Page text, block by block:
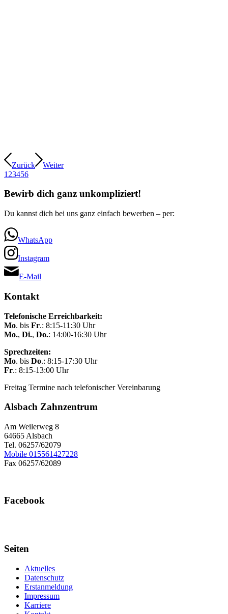
Zurück
Weiter
1 23456
Bewirb dich ganz unkompliziert!
Du kannst dich bei uns ganz einfach bewerben – per:
WhatsApp
Instagram
E-Mail
Kontakt
Telefonische Erreichbarkeit:
Mo. bis Fr.: 8:15-11:30 Uhr
Mo., Di., Do.: 14:00-16:30 Uhr
Sprechzeiten:
Mo. bis Do.: 8:15-17:30 Uhr
Fr.: 8:15-13:00 Uhr
Freitag Termine nach telefonischer Vereinbarung
Alsbach Zahnzentrum
Am Weilerweg 8
64665 Alsbach
Tel. 06257/62079
Mobile 015561427228
Fax 06257/62089
Facebook
Seiten
Aktuelles
Datenschutz
Erstanmeldung
Impressum
Karriere